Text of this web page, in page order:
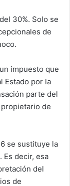
30%. Solo se
de
impuesto que
Estado por la
parte del
de
se sustituye la
Es decir, esa
del
de